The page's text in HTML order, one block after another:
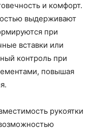
и комфорт.
выдерживают
при
вставки или
контроль при
повышая
рукоятки